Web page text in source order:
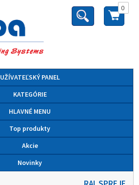
0
UŽÍVATEĽSKÝ PANEL
KATEGÓRIE
HLAVNÉ MENU
Top produkty
Akcie
Novinky